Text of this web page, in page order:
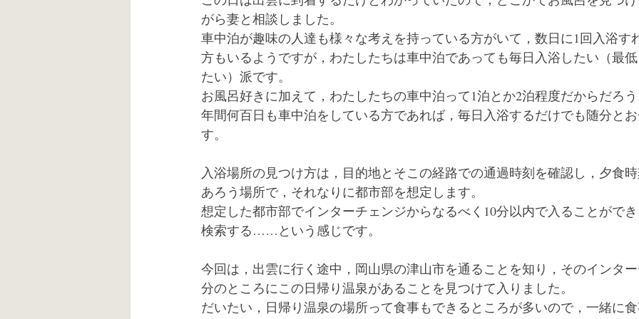
がら妻と相談しました。
車中泊が趣味の人達も様々な考えを持っている方がいて，数日に1回入浴す
方もいるようですが，わたしたちは車中泊であっても毎日入浴したい（最
たい）派です。
お風呂好きに加えて，わたしたちの車中泊って1泊とか2泊程度だからだろ
年間何百日も車中泊をしている方であれば，毎日入浴するだけでも随分と
す。
入浴場所の見つけ方は，目的地とそこの経路での通過時刻を確認し，夕食
あろう場所で，それなりに都市部を想定します。
想定した都市部でインターチェンジからなるべく10分以内で入ることがで
検索する……という感じです。
今回は，出雲に行く途中，岡山県の津山市を通ることを知り，そのインタ
分のところにこの日帰り温泉があることを見つけて入りました。
だいたい，日帰り温泉の場所って食事もできるところが多いので，一緒に